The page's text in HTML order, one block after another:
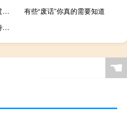
一个男生问女生有没有吃过芒果是什么意
有些“废话”你真的需要知道
形容女子为爱奋不顾身的诗句有哪些？
☚